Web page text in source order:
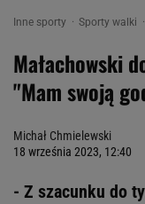
Inne sporty Sporty walki
Małachowski
"Mam swoją
Michał Chmielewski
18 września 2023, 12:40
- Z szacunku do